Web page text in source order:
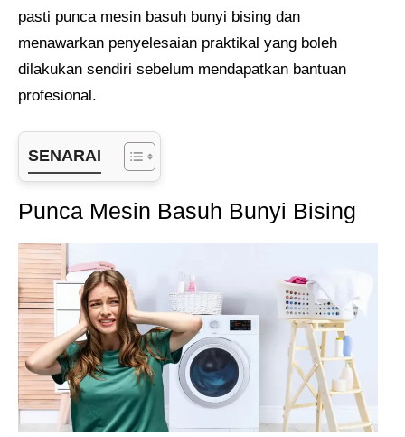
pasti punca mesin basuh bunyi bising dan
menawarkan penyelesaian praktikal yang boleh
dilakukan sendiri sebelum mendapatkan bantuan
profesional.
SENARAI
Punca Mesin Basuh Bunyi Bising